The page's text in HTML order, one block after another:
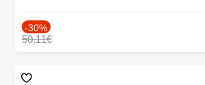
-30%
50.11€